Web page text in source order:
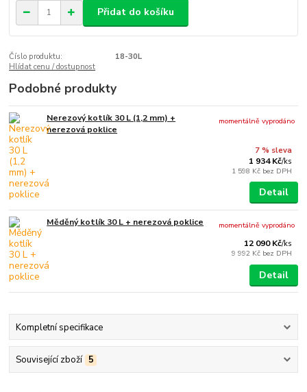
Přidat do košíku
Číslo produktu:
18-30L
Hlídat cenu / dostupnost
Podobné produkty
Nerezový kotlík 30 L (1,2 mm) +
nerezová poklice
7 % sleva
1 934 Kč/ks
1 598 Kč bez DPH
momentálně vyprodáno
Detail
Měděný kotlík 30 L + nerezová poklice
12 090 Kč/ks
9 992 Kč bez DPH
momentálně vyprodáno
Detail
Kompletní specifikace
Související zboží 5